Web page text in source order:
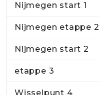
Nijmegen start 1
Nijmegen etappe 2
Nijmegen start 2
etappe 3
Wisselpunt 4